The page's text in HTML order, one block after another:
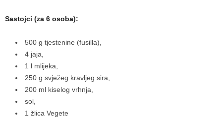
Sastojci (za 6 osoba):
500 g tjestenine (fusilla),
4 jaja,
1 l mlijeka,
250 g svježeg kravljeg sira,
200 ml kiselog vrhnja,
sol,
1 žlica Vegete